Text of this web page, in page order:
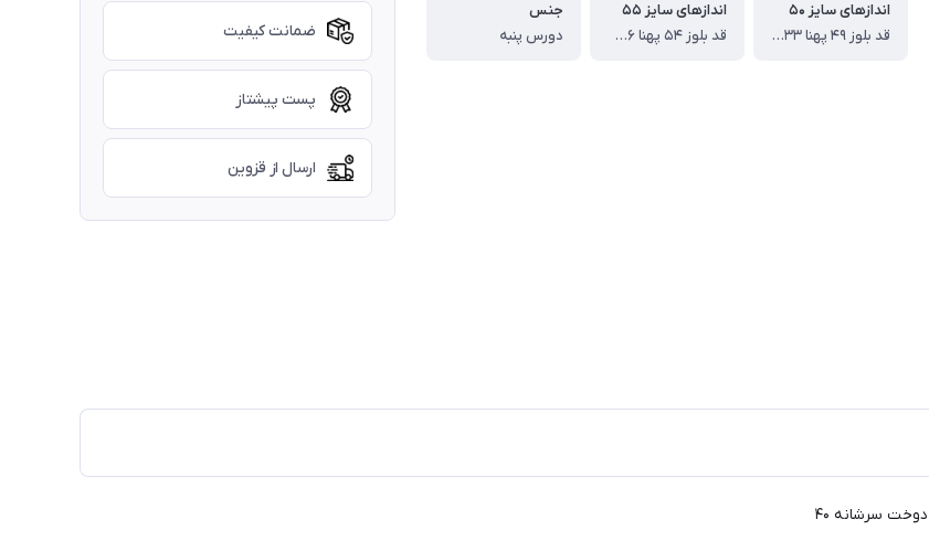
اندازهای سایز ۵۰
قد بلوز ۴۹ پهنا ۳۳ قد آستین از دوخت سرشانه ۴۰ ، قد شلوار ۶۵ سانت
اندازهای سایز ۵۵
قد بلوز ۵۴ پهنا ۳۶ قد آستین از دوخت سرشانه ۴۳ ، قد شلوار ۷۰
جنس
دورس پنبه
ضمانت کیفیت
پست پیشتاز
ارسال از قزوین